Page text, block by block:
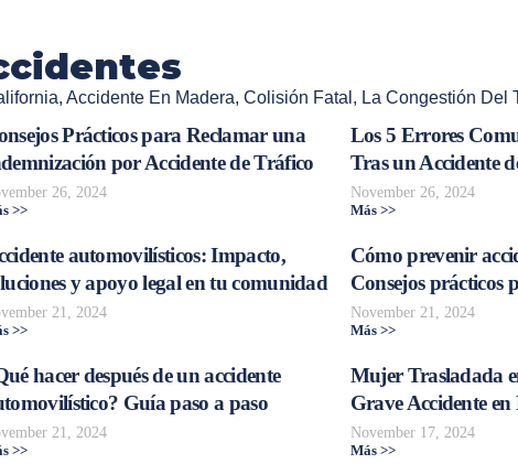
, Accidente En Madera, Colisión Fatal , La Congestión Del
Prácticos para Reclamar una
por Accidente de Tráfico
26, 2024
>>
Los 5 Errores
Tras un Accidente
November 26, 2024
Más >>
automovilísticos: Impacto,
y apoyo legal en tu comunidad
21, 2024
>>
Cómo prevenir
Consejos prácticos
November 21, 2024
Más >>
hacer después de un accidente
Guía paso a paso
21, 2024
>>
Mujer Trasladada
Grave Accidente en
November 17, 2024
Más >>